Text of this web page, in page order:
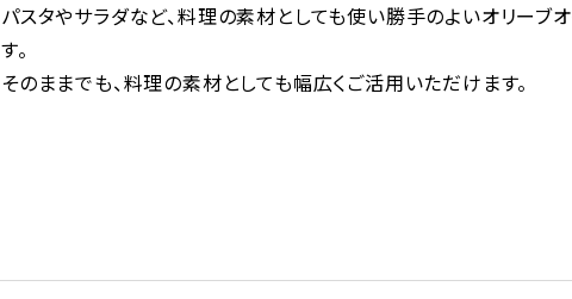
パスタやサラダなど、料理の素材としても使い勝手のよいオリーブ
す。
そのままでも、料理の素材としても幅広くご活用いただけます。